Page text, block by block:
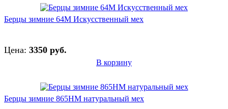
Берцы зимние 64М Искусственный мех
Цена: 3350 руб.
В корзину
Берцы зимние 865НМ натуральный мех